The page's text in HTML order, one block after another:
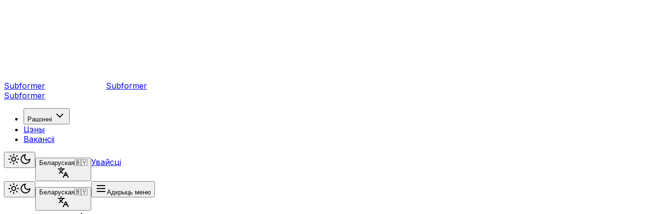
Subformer Subformer
Subformer
Рашэнні
Цэны
Вакансіі
Беларуская🇧🇾 Увайсці
Беларуская🇧🇾 Адкрыць меню